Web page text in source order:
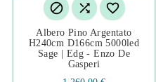
  
Albero Pino Argentato
H240cm D166cm 5000led
Sage | Edg - Enzo De
Gasperi